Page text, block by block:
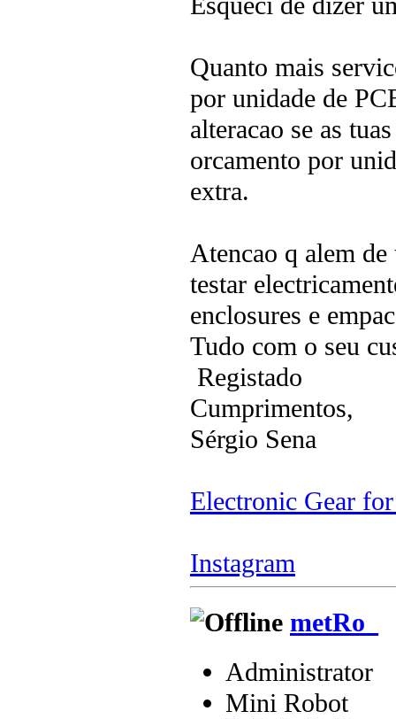
Quanto mais
por unidade de
alteracao se as
orcamento por
extra.
Atencao q alem de
testar
enclosures e
Tudo com o seu
Registado
Cumprimentos,
Sérgio Sena
Electronic Gear
Instagram
metRo_
Administrator
Mini Robot